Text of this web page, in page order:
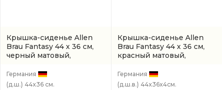
Крышка-сиденье Allen
Brau Fantasy 44 x 36 см,
черный матовый,
Германия
(д.ш.) 44x36 см.
Крышка-сиденье Allen
Brau Fantasy 44 x 36 см,
красный матовый,
Германия
(д.ш.в.) 44x36x4см.